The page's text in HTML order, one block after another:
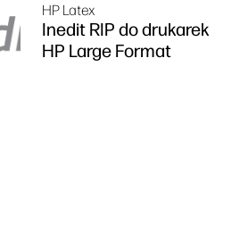
HP Latex
Inedit RIP do drukarek
HP Large Format